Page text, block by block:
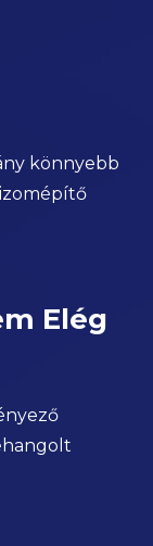
könnyebb
Elég